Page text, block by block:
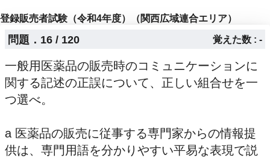
登録販売者試験（令和4年度）（関西広域連合エリア）
問題．16 / 120 覚えた数 : -
一般用医薬品の販売時のコミュニケーションに
関する記述の正誤について、正しい組合せを一
つ選べ。
a 医薬品の販売に従事する専門家からの情報提
供は、専門用語を分かりやすい平易な表現で説